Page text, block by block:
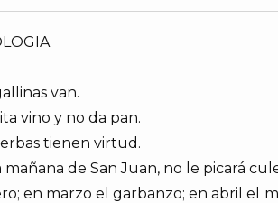
van.
vino y no da pan.
tienen virtud.
de San Juan, no le picará
en marzo el garbanzo; en abril el